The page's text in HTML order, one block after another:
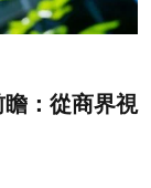
瞻：從商界視